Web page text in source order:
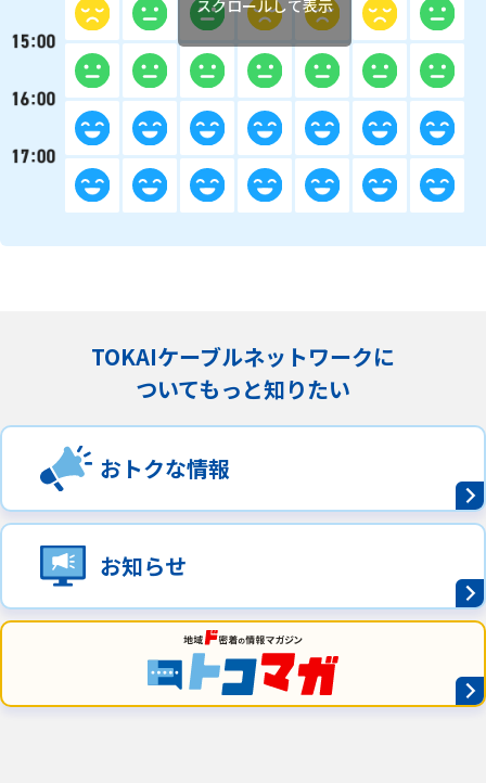
スクロールして表示
TOKAIケーブルネットワークに
ついてもっと知りたい
おトクな情報
お知らせ